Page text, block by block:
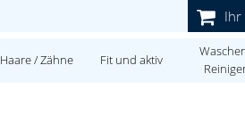
Ihr
Haare / Zähne Fit und aktiv